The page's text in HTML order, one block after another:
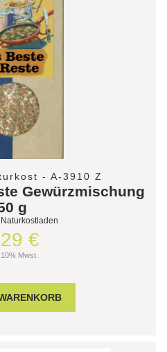
- A-3910 Z
Gewürzmischung
g
€
Mwst.